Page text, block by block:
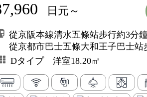
日元～
從京阪本線清水五條站步行約3分
從京都市巴士五條大和王子巴士站
Dタイプ 洋室18.20㎡